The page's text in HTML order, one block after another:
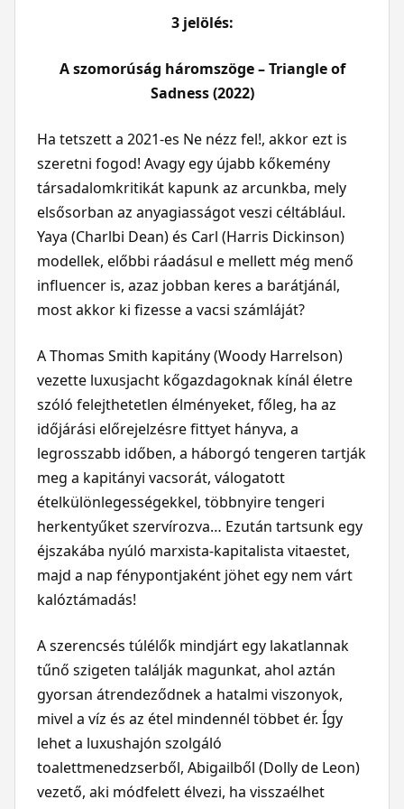
3 jelölés:
A szomorúság háromszöge – Triangle of
Sadness (2022)
Ha tetszett a 2021-es Ne nézz fel!, akkor ezt is
szeretni fogod! Avagy egy újabb kőkemény
társadalomkritikát kapunk az arcunkba, mely
elsősorban az anyagiasságot veszi céltáblául.
Yaya (Charlbi Dean) és Carl (Harris Dickinson)
modellek, előbbi ráadásul e mellett még menő
influencer is, azaz jobban keres a barátjánál,
most akkor ki fizesse a vacsi számláját?
A Thomas Smith kapitány (Woody Harrelson)
vezette luxusjacht kőgazdagoknak kínál életre
szóló felejthetetlen élményeket, főleg, ha az
időjárási előrejelzésre fittyet hányva, a
legrosszabb időben, a háborgó tengeren tartják
meg a kapitányi vacsorát, válogatott
ételkülönlegességekkel, többnyire tengeri
herkentyűket szervírozva… Ezután tartsunk egy
éjszakába nyúló marxista-kapitalista vitaestet,
majd a nap fénypontjaként jöhet egy nem várt
kalóztámadás!
A szerencsés túlélők mindjárt egy lakatlannak
tűnő szigeten találják magunkat, ahol aztán
gyorsan átrendeződnek a hatalmi viszonyok,
mivel a víz és az étel mindennél többet ér. Így
lehet a luxushajón szolgáló
toalettmenedzserből, Abigailből (Dolly de Leon)
vezető, aki módfelett élvezi, ha visszaélhet